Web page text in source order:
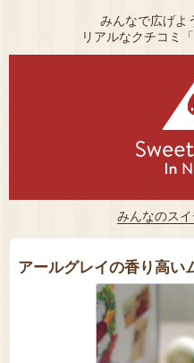
みんなで広げよ
リアルなクチコミ
みんなのス
アールグレイの香り高い